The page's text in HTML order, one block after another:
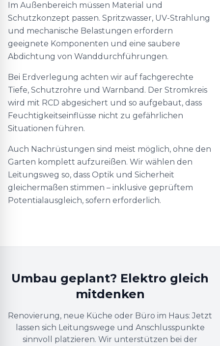
Im Außenbereich müssen Material und
Schutzkonzept passen. Spritzwasser, UV-Strahlung
und mechanische Belastungen erfordern
geeignete Komponenten und eine saubere
Abdichtung von Wanddurchführungen.
Bei Erdverlegung achten wir auf fachgerechte
Tiefe, Schutzrohre und Warnband. Der Stromkreis
wird mit RCD abgesichert und so aufgebaut, dass
Feuchtigkeitseinflüsse nicht zu gefährlichen
Situationen führen.
Auch Nachrüstungen sind meist möglich, ohne den
Garten komplett aufzureißen. Wir wählen den
Leitungsweg so, dass Optik und Sicherheit
gleichermaßen stimmen – inklusive geprüftem
Potentialausgleich, sofern erforderlich.
Umbau geplant? Elektro gleich
mitdenken
Renovierung, neue Küche oder Büro im Haus: Jetzt
lassen sich Leitungswege und Anschlusspunkte
sinnvoll platzieren. Wir unterstützen bei der